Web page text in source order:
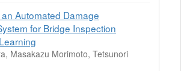
Automated Damage
for Bridge Inspection
Masakazu Morimoto, Tetsunori